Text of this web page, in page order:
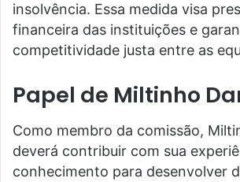
insolvência. Essa medida visa
financeira das instituições e
competitividade justa entre as
Papel de Miltinho
Como membro da comissão,
deverá contribuir com sua
conhecimento para desenvolver